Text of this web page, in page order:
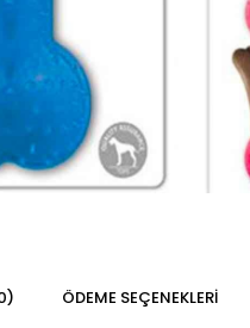
ÖDEME SEÇENEKLERI